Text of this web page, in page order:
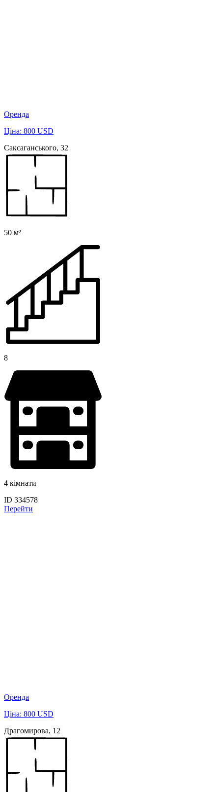
Оренда
Ціна: 800 USD
Саксаганського, 32
50 м²
8
4 кімнати
ID 334578
Перейти
Оренда
Ціна: 800 USD
Драгомирова, 12